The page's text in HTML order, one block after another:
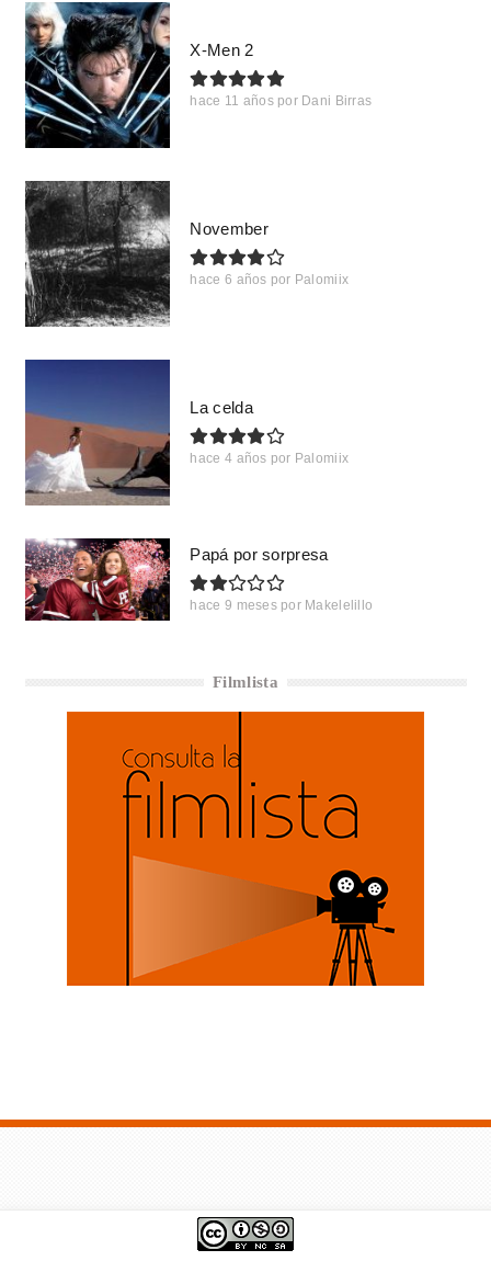
X-Men 2
hace 11 años por Dani Birras
November
hace 6 años por Palomiix
La celda
hace 4 años por Palomiix
Papá por sorpresa
hace 9 meses por Makelelillo
Filmlista